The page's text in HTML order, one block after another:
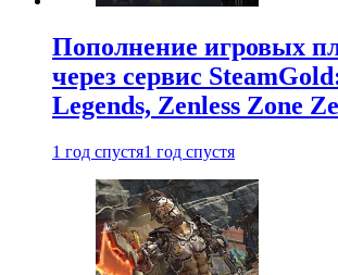
Пополнение игровых
через сервис
Legends, Zenless Zone
1 год спустя1 год спустя